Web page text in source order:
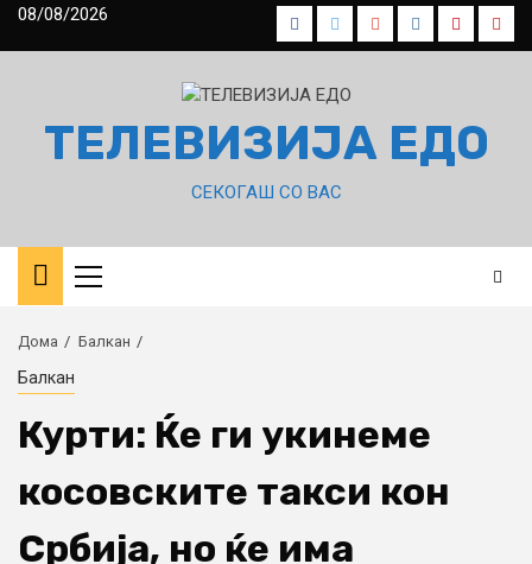
Skip08/08/2026 Facebook
TwitterGoogle
Plus
Instagram
Pinterest
ТЕЛЕВИЗИЈА ЕДО
СЕКОГАШ СО ВАС
Primary
Дома Балкан
Балкан
Курти: Ќе ги укинеме
косовските такси кон
Србија, но ќе има